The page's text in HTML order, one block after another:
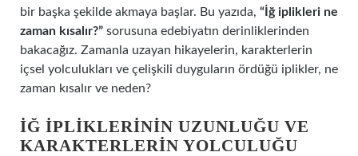
bir başka şekilde akmaya başlar. Bu yazıda, “İğ iplikleri ne
zaman kısalır?” sorusuna edebiyatın derinliklerinden
bakacağız. Zamanla uzayan hikayelerin, karakterlerin
içsel yolculukları ve çelişkili duyguların ördüğü iplikler, ne
zaman kısalır ve neden?
İĞ İPLIKLERININ UZUNLUĞU VE
KARAKTERLERIN YOLCULUĞU